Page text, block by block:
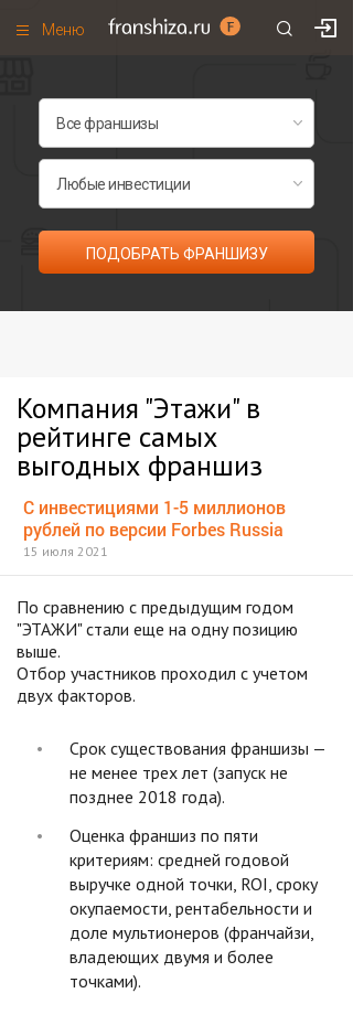
Меню
Франшизы по категориям
Рейтинг франшиз
Все франшизы списком
ПОДОБРАТЬ ФРАНШИЗУ
Компания "Этажи" в
рейтинге самых
выгодных франшиз
С инвестициями 1-5 миллионов
рублей по версии Forbes Russia
15 июля 2021
По сравнению с предыдущим годом
"ЭТАЖИ" стали еще на одну позицию
выше.
Отбор участников проходил с учетом
двух факторов.
Срок существования франшизы —
не менее трех лет (запуск не
позднее 2018 года).
Оценка франшиз по пяти
критериям: средней годовой
выручке одной точки, ROI, сроку
окупаемости, рентабельности и
доле мультионеров (франчайзи,
владеющих двумя и более
точками).